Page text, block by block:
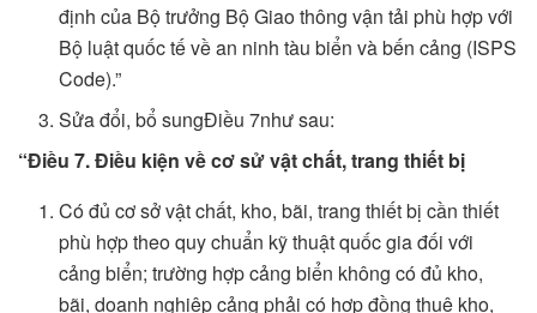
định của Bộ trưởng Bộ Giao thông vận tải phù hợp với
Bộ luật quốc tế về an ninh tàu biển và bến cảng (ISPS
Code).”
Sửa đổi, bổ sungĐiều 7như sau:
“Điều 7. Điều kiện về cơ sử vật chất, trang thiết bị
Có đủ cơ sở vật chất, kho, bãi, trang thiết bị cần thiết
phù hợp theo quy chuẩn kỹ thuật quốc gia đối với
cảng biển; trường hợp cảng biển không có đủ kho,
bãi, doanh nghiệp cảng phải có hợp đồng thuê kho,